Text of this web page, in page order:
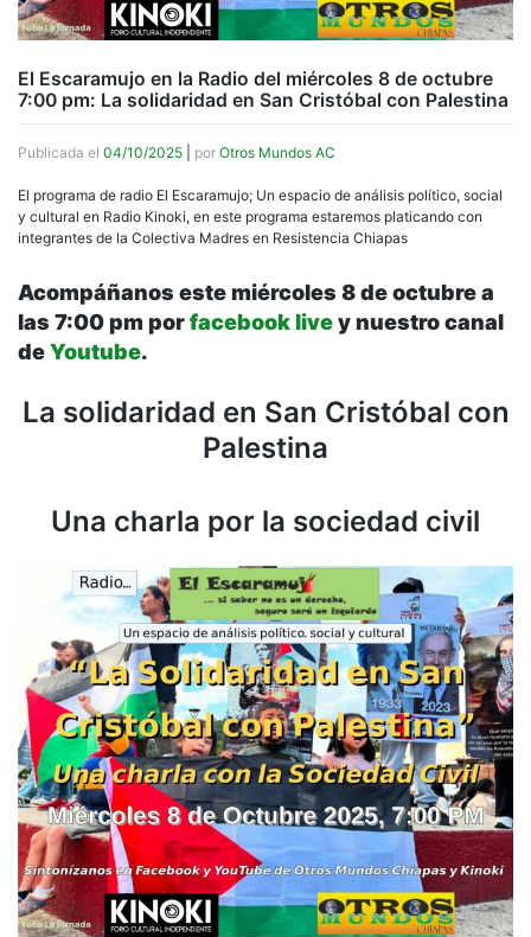
El Escaramujo en la Radio del miércoles 8 de octubre
7:00 pm: La solidaridad en San Cristóbal con Palestina
Publicada el 04/10/2025 por Otros Mundos AC
El programa de radio El Escaramujo; Un espacio de análisis político, social
y cultural en Radio Kinoki, en este programa estaremos platicando con
integrantes de la Colectiva Madres en Resistencia Chiapas
Acompáñanos este miércoles 8 de octubre a
las 7:00 pm porfacebook livey nuestro canal
deYoutube.
La solidaridad en San Cristóbal con
Palestina
Una charla por la sociedad civil